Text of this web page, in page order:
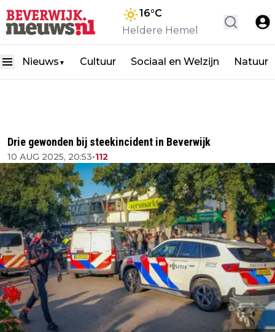
16°C
Heldere Hemel
Nieuws ▼ Cultuur Sociaal en Welzijn Natuur
Drie gewonden bij steekincident in Beverwijk
10 AUG 2025, 20:53•112